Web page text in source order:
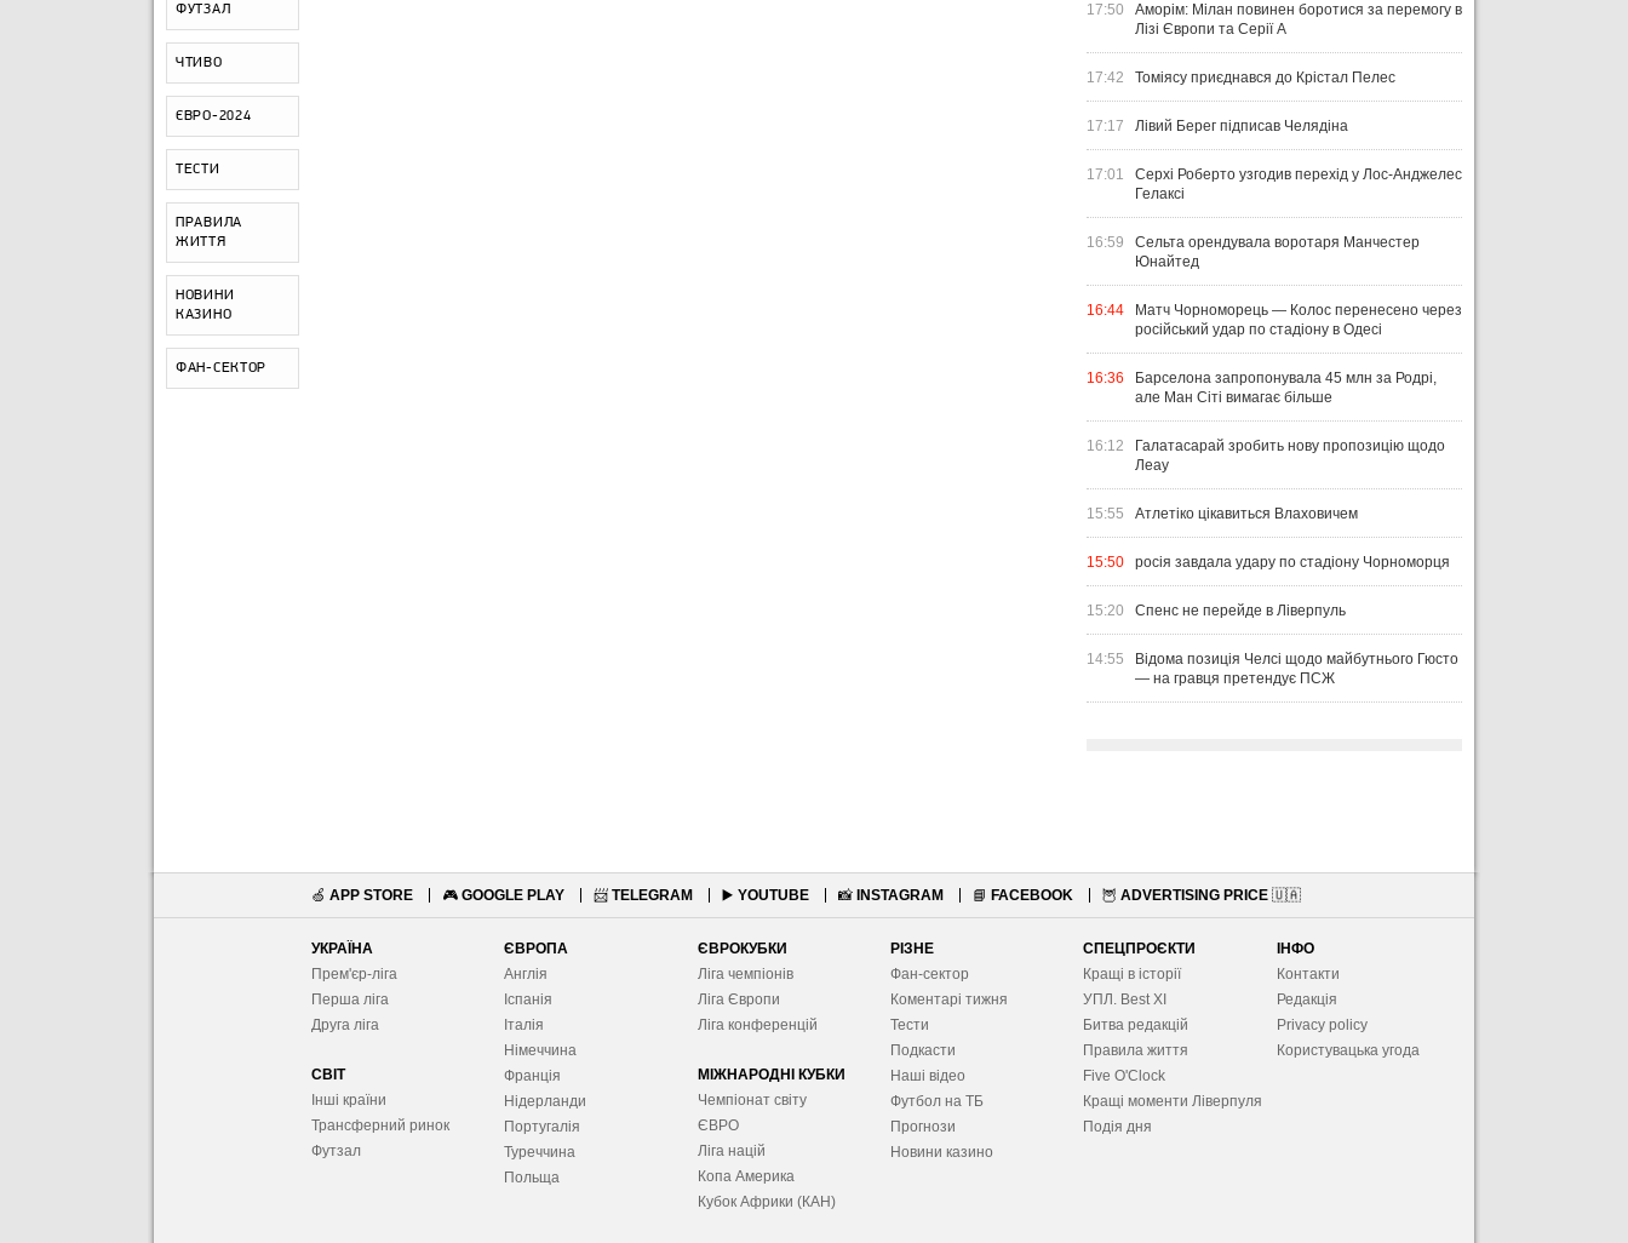
ФУТЗАЛ
ЧТИВО
ЄВРО-2024
ТЕСТИ
ПРАВИЛА
ЖИТТЯ
НОВИНИ
КАЗИНО
ФАН-СЕКТОР
17:50
Аморім: Мілан повинен боротися за перемогу в
Лізі Європи та Серії А
17:42 Томіясу приєднався до Крістал Пелес
17:17 Лівий Берег підписав Челядіна
17:01
Серхі Роберто узгодив перехід у Лос-Анджелес
Гелаксі
16:59
Сельта орендувала воротаря Манчестер
Юнайтед
16:44
Матч Чорноморець — Колос перенесено через
російський удар по стадіону в Одесі
16:36
Барселона запропонувала 45 млн за Родрі,
але Ман Сіті вимагає більше
16:12
Галатасарай зробить нову пропозицію щодо
Леау
15:55 Атлетіко цікавиться Влаховичем
15:50 росія завдала удару по стадіону Чорноморця
15:20 Спенс не перейде в Ліверпуль
14:55
Відома позиція Челсі щодо майбутнього Гюсто
— на гравця претендує ПСЖ
🍏 APP STORE 🎮 GOOGLE PLAY 📨 TELEGRAM ▶️ YOUTUBE 📸 INSTAGRAM 📘 FACEBOOK 🦉 ADVERTISING PRICE 🇺🇦
УКРАЇНА
Прем'єр-ліга
Перша ліга
Друга ліга
СВІТ
Інші країни
Трансферний ринок
Футзал
ЄВРОПА
Англія
Іспанія
Італія
Німеччина
Франція
Нідерланди
Португалія
Туреччина
Польща
ЄВРОКУБКИ
Ліга чемпіонів
Ліга Європи
Ліга конференцій
МІЖНАРОДНІ КУБКИ
Чемпіонат світу
ЄВРО
Ліга націй
Копа Америка
Кубок Африки (КАН)
РІЗНЕ
Фан-сектор
Коментарі тижня
Тести
Подкасти
Наші відео
Футбол на ТБ
Прогнози
Новини казино
СПЕЦПРОЄКТИ
Кращі в історії
УПЛ. Best XІ
Битва редакцій
Правила життя
Five O'Clock
Кращі моменти Ліверпуля
Подія дня
ІНФО
Контакти
Редакція
Privacy policy
Користувацька угода